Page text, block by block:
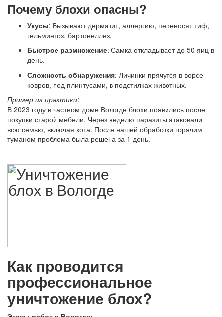
Почему блохи опасны?
Укусы: Вызывают дерматит, аллергию, переносят тиф,
гельминтоз, бартонеллез.
Быстрое размножение: Самка откладывает до 50 яиц в
день.
Сложность обнаружения: Личинки прячутся в ворсе
ковров, под плинтусами, в подстилках животных.
Пример из практики:
В 2023 году в частном доме Вологде блохи появились после
покупки старой мебели. Через неделю паразиты атаковали
всю семью, включая кота. После нашей обработки горячим
туманом проблема была решена за 1 день.
Как проводится
профессиональное
уничтожение блох?